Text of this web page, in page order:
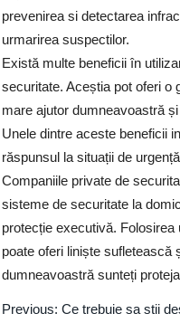
prevenirea si detectarea
urmarirea suspectilor.
Există multe beneficii în
securitate. Aceștia pot oferi o
mare ajutor dumneavoastră
Unele dintre aceste beneficii
răspunsul la situații de
Companiile private de
sisteme de securitate la
protecție executivă.
poate oferi liniște sufletească
dumneavoastră sunteți
Previous:Ce trebuie sa stii